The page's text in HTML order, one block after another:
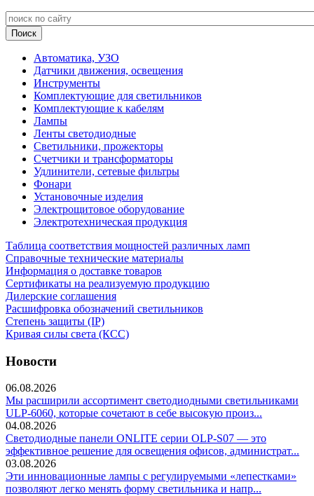
Автоматика, УЗО
Датчики движения, освещения
Инструменты
Комплектующие для светильников
Комплектующие к кабелям
Лампы
Ленты светодиодные
Светильники, прожекторы
Счетчики и трансформаторы
Удлинители, сетевые фильтры
Фонари
Установочные изделия
Электрощитовое оборудование
Электротехническая продукция
Таблица соответствия мощностей различных ламп
Справочные технические материалы
Информация о доставке товаров
Сертификаты на реализуемую продукцию
Дилерские соглашения
Расшифровка обозначений светильников
Степень защиты (IP)
Кривая силы света (КСС)
Новости
06.08.2026
Мы расширили ассортимент светодиодными светильниками
ULP-6060, которые сочетают в себе высокую произ...
04.08.2026
Светодиодные панели ONLITE серии OLP-S07 — это
эффективное решение для освещения офисов, администрат...
03.08.2026
Эти инновационные лампы с регулируемыми «лепестками»
позволяют легко менять форму светильника и напр...